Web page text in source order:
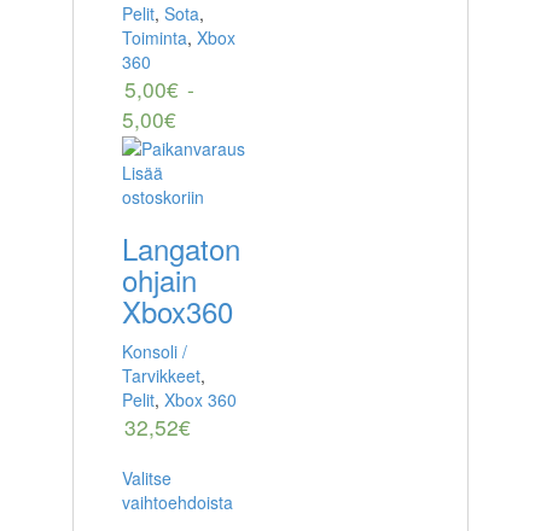
Pelit, Sota,
Toiminta, Xbox
360
5,00€ -
5,00€
Lisää
ostoskoriin
Langaton
ohjain
Xbox360
Konsoli /
Tarvikkeet,
Pelit, Xbox 360
32,52€
Valitse
vaihtoehdoista